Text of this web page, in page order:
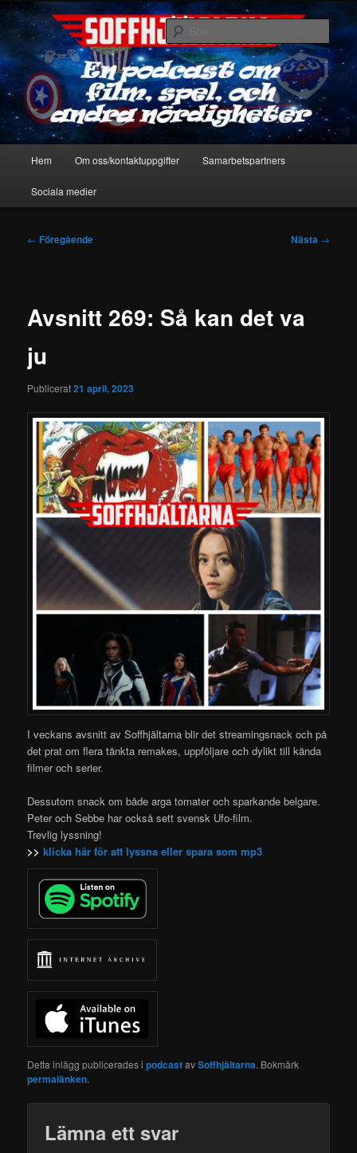
Hoppa
primärt
innehållSoffhjältarna
En podcast om film, spel & andra nördigheter
Sök
Hem Om oss/kontaktuppgifter Samarbetspartners
Sociala medier
Inläggsnavigering
← Föregående Nästa →
Avsnitt 269: Så kan det va
ju
Publicerat21 april, 2023
I veckans avsnitt av Soffhjältarna blir det streamingsnack och på
det prat om flera tänkta remakes, uppföljare och dylikt till kända
filmer och serier.
Dessutom snack om både arga tomater och sparkande belgare.
Peter och Sebbe har också sett svensk Ufo-film.
Trevlig lyssning!
>>klicka här för att lyssna eller spara som mp3
Detta inlägg publicerades ipodcastavSoffhjältarna. Bokmärk
permalänken.
Lämna ett svar